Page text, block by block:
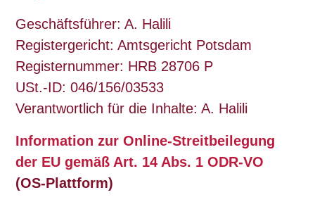
Geschäftsführer: A. Halili
Registergericht: Amtsgericht Potsdam
Registernummer: HRB 28706 P
USt.-ID: 046/156/03533
Verantwortlich für die Inhalte: A. Halili
Information zur Online-Streitbeilegung
der EU gemäß Art. 14 Abs. 1 ODR-VO
(OS-Plattform)